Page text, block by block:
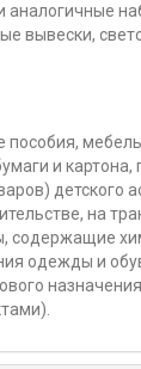
вывески,
и
детского
на
одежды и